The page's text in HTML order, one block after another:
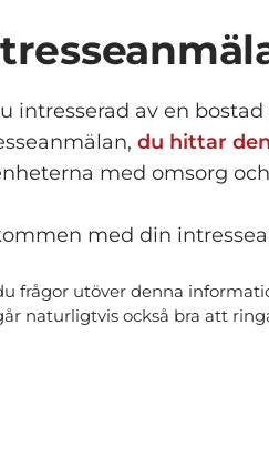
intresserad av en
du hittar
med omsorg
med din
frågor utöver denna
naturligtvis också bra att